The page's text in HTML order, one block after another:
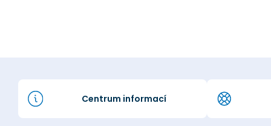
Centrum informací